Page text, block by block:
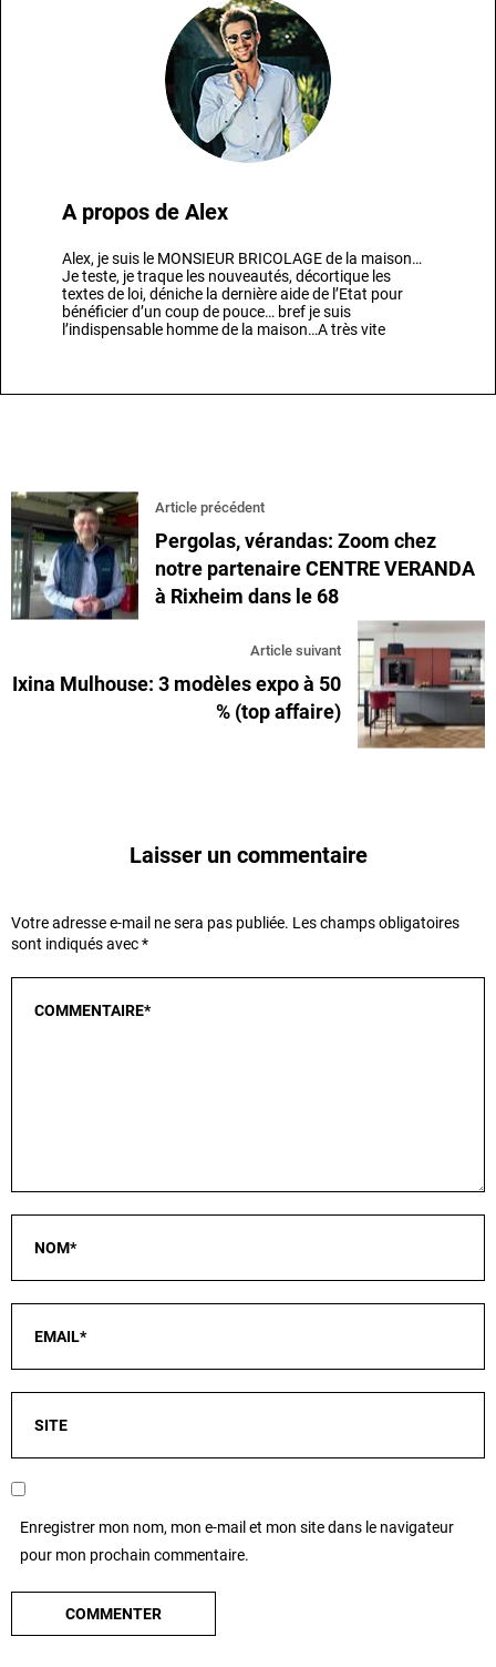
A propos de Alex
Alex, je suis le MONSIEUR BRICOLAGE de la maison…
Je teste, je traque les nouveautés, décortique les
textes de loi, déniche la dernière aide de l’Etat pour
bénéficier d’un coup de pouce… bref je suis
l’indispensable homme de la maison…A très vite
Article précédent
Pergolas, vérandas: Zoom chez
notre partenaire CENTRE VERANDA
à Rixheim dans le 68
Article suivant
Ixina Mulhouse: 3 modèles expo à 50
% (top affaire)
Laisser un commentaire
Votre adresse e-mail ne sera pas publiée. Les champs obligatoires
sont indiqués avec*
Enregistrer mon nom, mon e-mail et mon site dans le navigateur
pour mon prochain commentaire.